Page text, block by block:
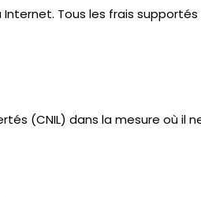
Tous les frais
(CNIL) dans la mesure où il